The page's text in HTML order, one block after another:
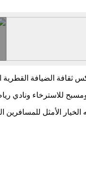
ثقافة الضيافة القطرية
للاسترخاء ونادي
الأمثل للمسافرين